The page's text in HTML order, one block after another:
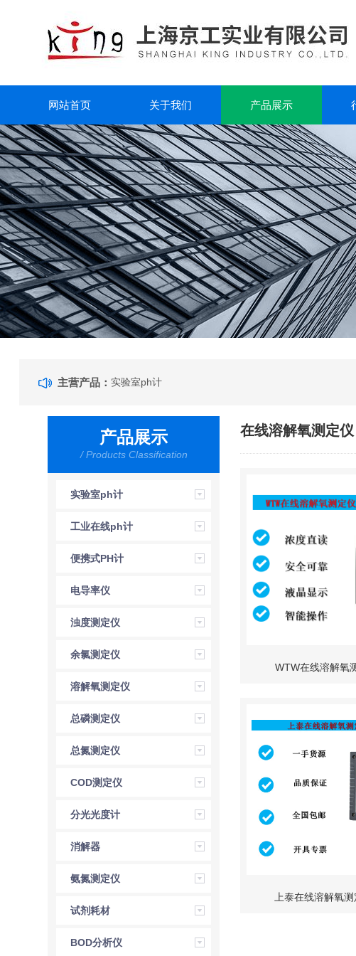
网站首页 关于我们 产品展示
主营产品： 实验室ph计
产品展示
/ Products Classification
实验室ph计
工业在线ph计
便携式PH计
电导率仪
浊度测定仪
余氯测定仪
溶解氧测定仪
总磷测定仪
总氮测定仪
COD测定仪
分光光度计
消解器
氨氮测定仪
试剂耗材
BOD分析仪
在线溶解氧测定仪
WTW在线溶解氧
上泰在线溶解氧